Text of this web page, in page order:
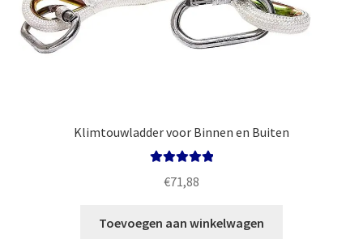
Klimtouwladder voor Binnen en Buiten
uit 5
€71,88
Toevoegen aan winkelwagen